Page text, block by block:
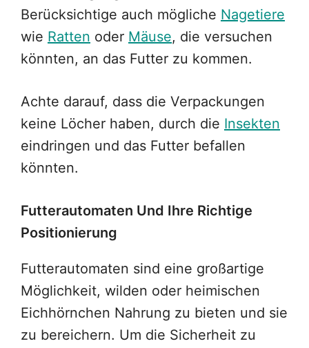
Berücksichtige auch mögliche Nagetiere
wie Ratten oder Mäuse, die versuchen
könnten, an das Futter zu kommen.
Achte darauf, dass die Verpackungen
keine Löcher haben, durch die Insekten
eindringen und das Futter befallen
könnten.
Futterautomaten Und Ihre Richtige
Positionierung
Futterautomaten sind eine großartige
Möglichkeit, wilden oder heimischen
Eichhörnchen Nahrung zu bieten und sie
zu bereichern. Um die Sicherheit zu